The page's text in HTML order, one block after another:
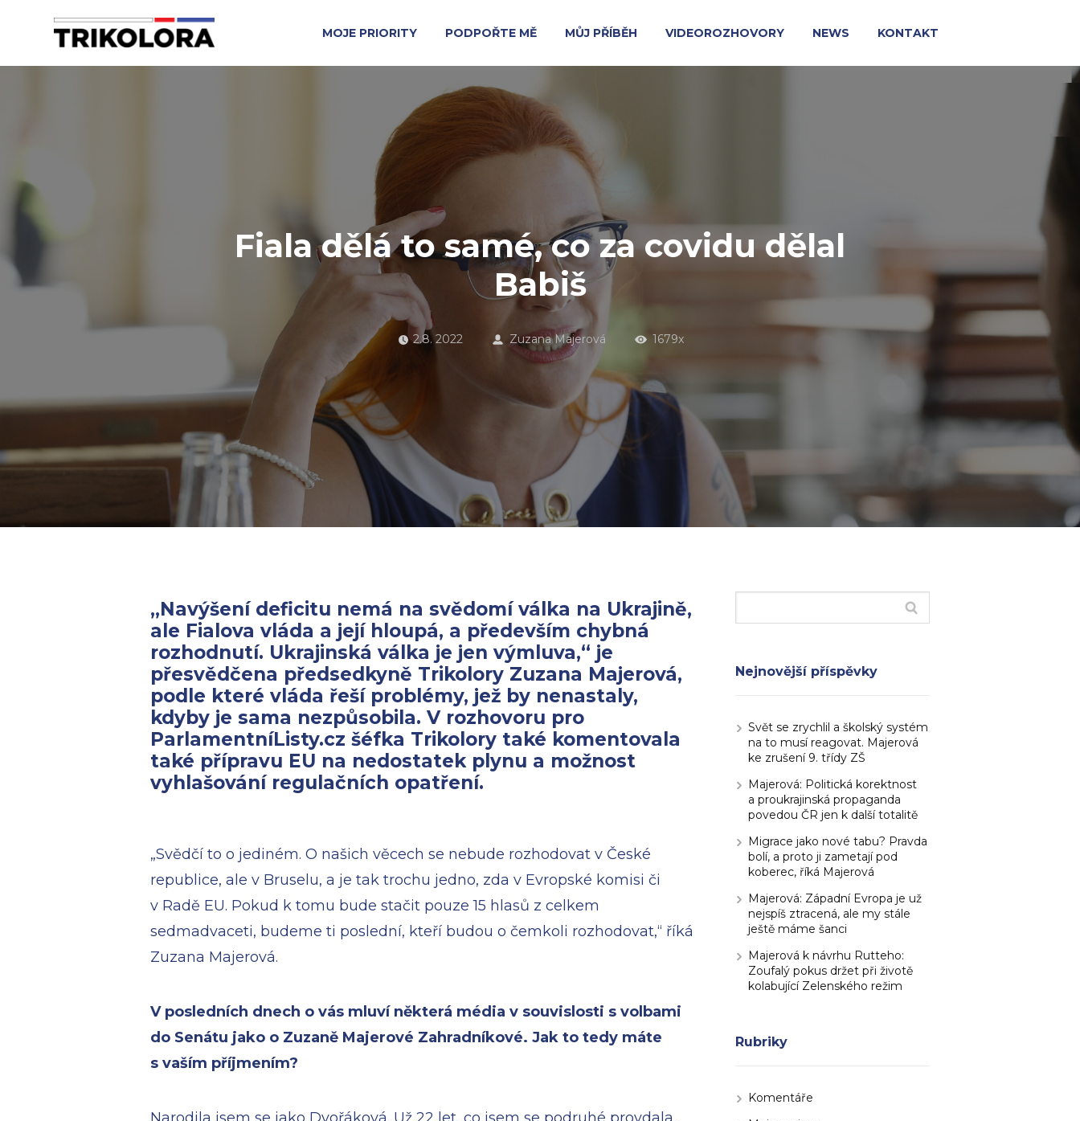
MOJE PRIORITY PODPOŘTE MĚ MŮJ PŘÍBĚH VIDEOROZHOVORY NEWS KONTAKT
Fiala dělá to samé, co za covidu dělal
Babiš
2.8. 2022 Zuzana Majerová 1679x
„Navýšení deficitu nemá na svědomí válka na Ukrajině,
ale Fialova vláda a její hloupá, a především chybná
rozhodnutí. Ukrajinská válka je jen výmluva,“ je
přesvědčena předsedkyně Trikolory Zuzana Majerová,
podle které vláda řeší problémy, jež by nenastaly,
kdyby je sama nezpůsobila. V rozhovoru pro
ParlamentníListy.cz šéfka Trikolory také komentovala
také přípravu EU na nedostatek plynu a možnost
vyhlašování regulačních opatření.
„Svědčí to o jediném. O našich věcech se nebude rozhodovat v České
republice, ale v Bruselu, a je tak trochu jedno, zda v Evropské komisi či
v Radě EU. Pokud k tomu bude stačit pouze 15 hlasů z celkem
sedmadvaceti, budeme ti poslední, kteří budou o čemkoli rozhodovat,“ říká
Zuzana Majerová.
V posledních dnech o vás mluví některá média v souvislosti s volbami
do Senátu jako o Zuzaně Majerové Zahradníkové. Jak to tedy máte
s vaším příjmením?
Nejnovější příspěvky
Svět se zrychlil a školský systém
na to musí reagovat. Majerová
ke zrušení 9. třídy ZŠ
Majerová: Politická korektnost
a proukrajinská propaganda
povedou ČR jen k další totalitě
Migrace jako nové tabu? Pravda
bolí, a proto ji zametají pod
koberec, říká Majerová
Majerová: Západní Evropa je už
nejspíš ztracená, ale my stále
ještě máme šanci
Majerová k návrhu Rutteho:
Zoufalý pokus držet při životě
kolabující Zelenského režim
Rubriky
Komentáře